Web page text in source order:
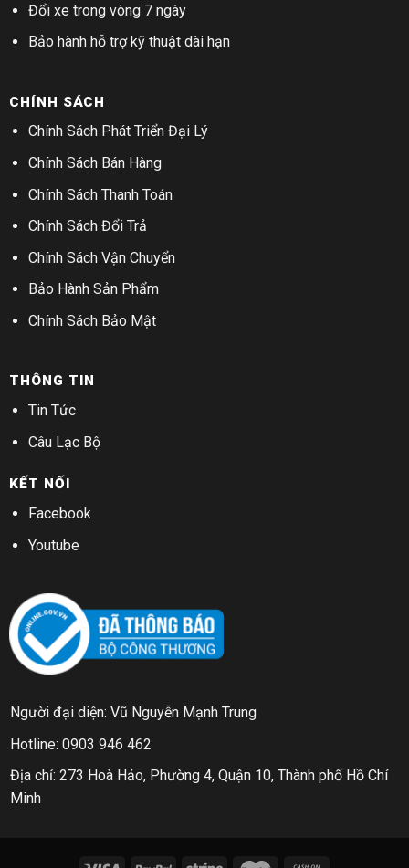
Đổi xe trong vòng 7 ngày
Bảo hành hỗ trợ kỹ thuật dài hạn
CHÍNH SÁCH
Chính Sách Phát Triển Đại Lý
Chính Sách Bán Hàng
Chính Sách Thanh Toán
Chính Sách Đổi Trả
Chính Sách Vận Chuyển
Bảo Hành Sản Phẩm
Chính Sách Bảo Mật
THÔNG TIN
Tin Tức
Câu Lạc Bộ
KẾT NỐI
Facebook
Youtube
Người đại diện: Vũ Nguyễn Mạnh Trung
Hotline: 0903 946 462
Địa chỉ: 273 Hoà Hảo, Phường 4, Quận 10, Thành phố Hồ Chí
Minh